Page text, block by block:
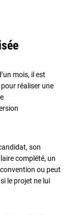
mois, il est
pour réaliser une
son
complété, un
ou peut
le projet ne lui